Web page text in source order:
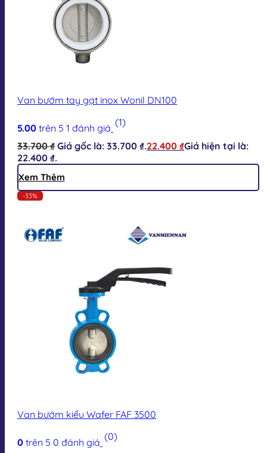
Van bướm tay gạt inox Wonil DN100
5.00 trên 5 1 đánh giá (1)
33.700₫ Giá gốc là: 33.700 ₫.22.400 ₫Giá hiện tại là:
22.400 ₫.
Xem Thêm
-33%
Van bướm kiểu Wafer FAF 3500
0 trên 5 0 đánh giá (0)